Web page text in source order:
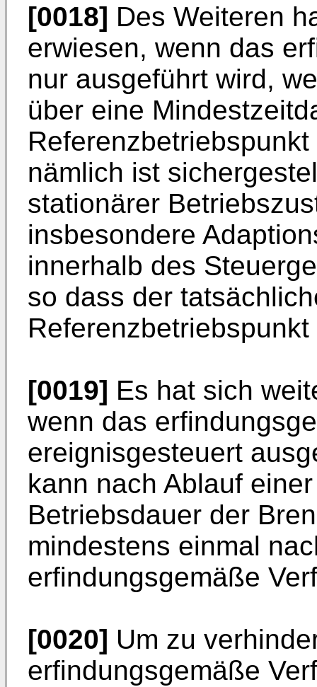
[0018] Des Weiteren
erwiesen, wenn das
nur ausgeführt wird,
über eine
nämlich ist
stationärer
insbesondere
innerhalb des
so dass der
[0019] Es hat sich
wenn das
ereignisgesteuert
kann nach Ablauf
Betriebsdauer der
mindestens einmal
erfindungsgemäße
[0020] Um zu
erfindungsgemäße